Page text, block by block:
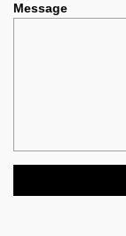
Message